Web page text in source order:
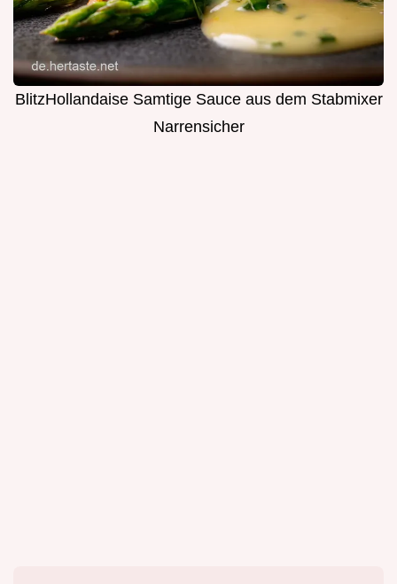
BlitzHollandaise Samtige Sauce aus dem Stabmixer
Narrensicher